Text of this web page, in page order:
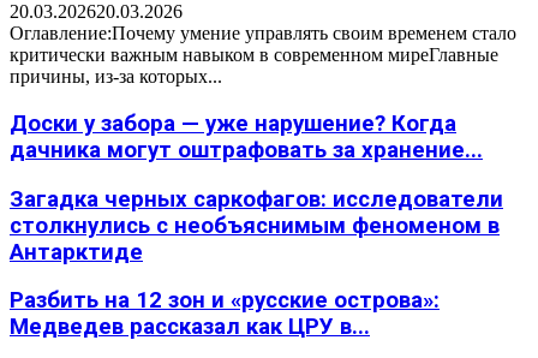
20.03.202620.03.2026
Оглавление:Почему умение управлять своим временем стало
критически важным навыком в современном миреГлавные
причины, из-за которых...
Доски у забора — уже нарушение? Когда
дачника могут оштрафовать за хранение...
Загадка черных саркофагов: исследователи
столкнулись с необъяснимым феноменом в
Антарктиде
Разбить на 12 зон и «русские острова»:
Медведев рассказал как ЦРУ в...